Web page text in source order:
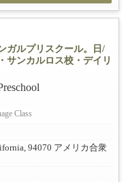
ガルプリスクール。日/
サンカルロス校・デイリ
Class
94070 アメリカ合衆